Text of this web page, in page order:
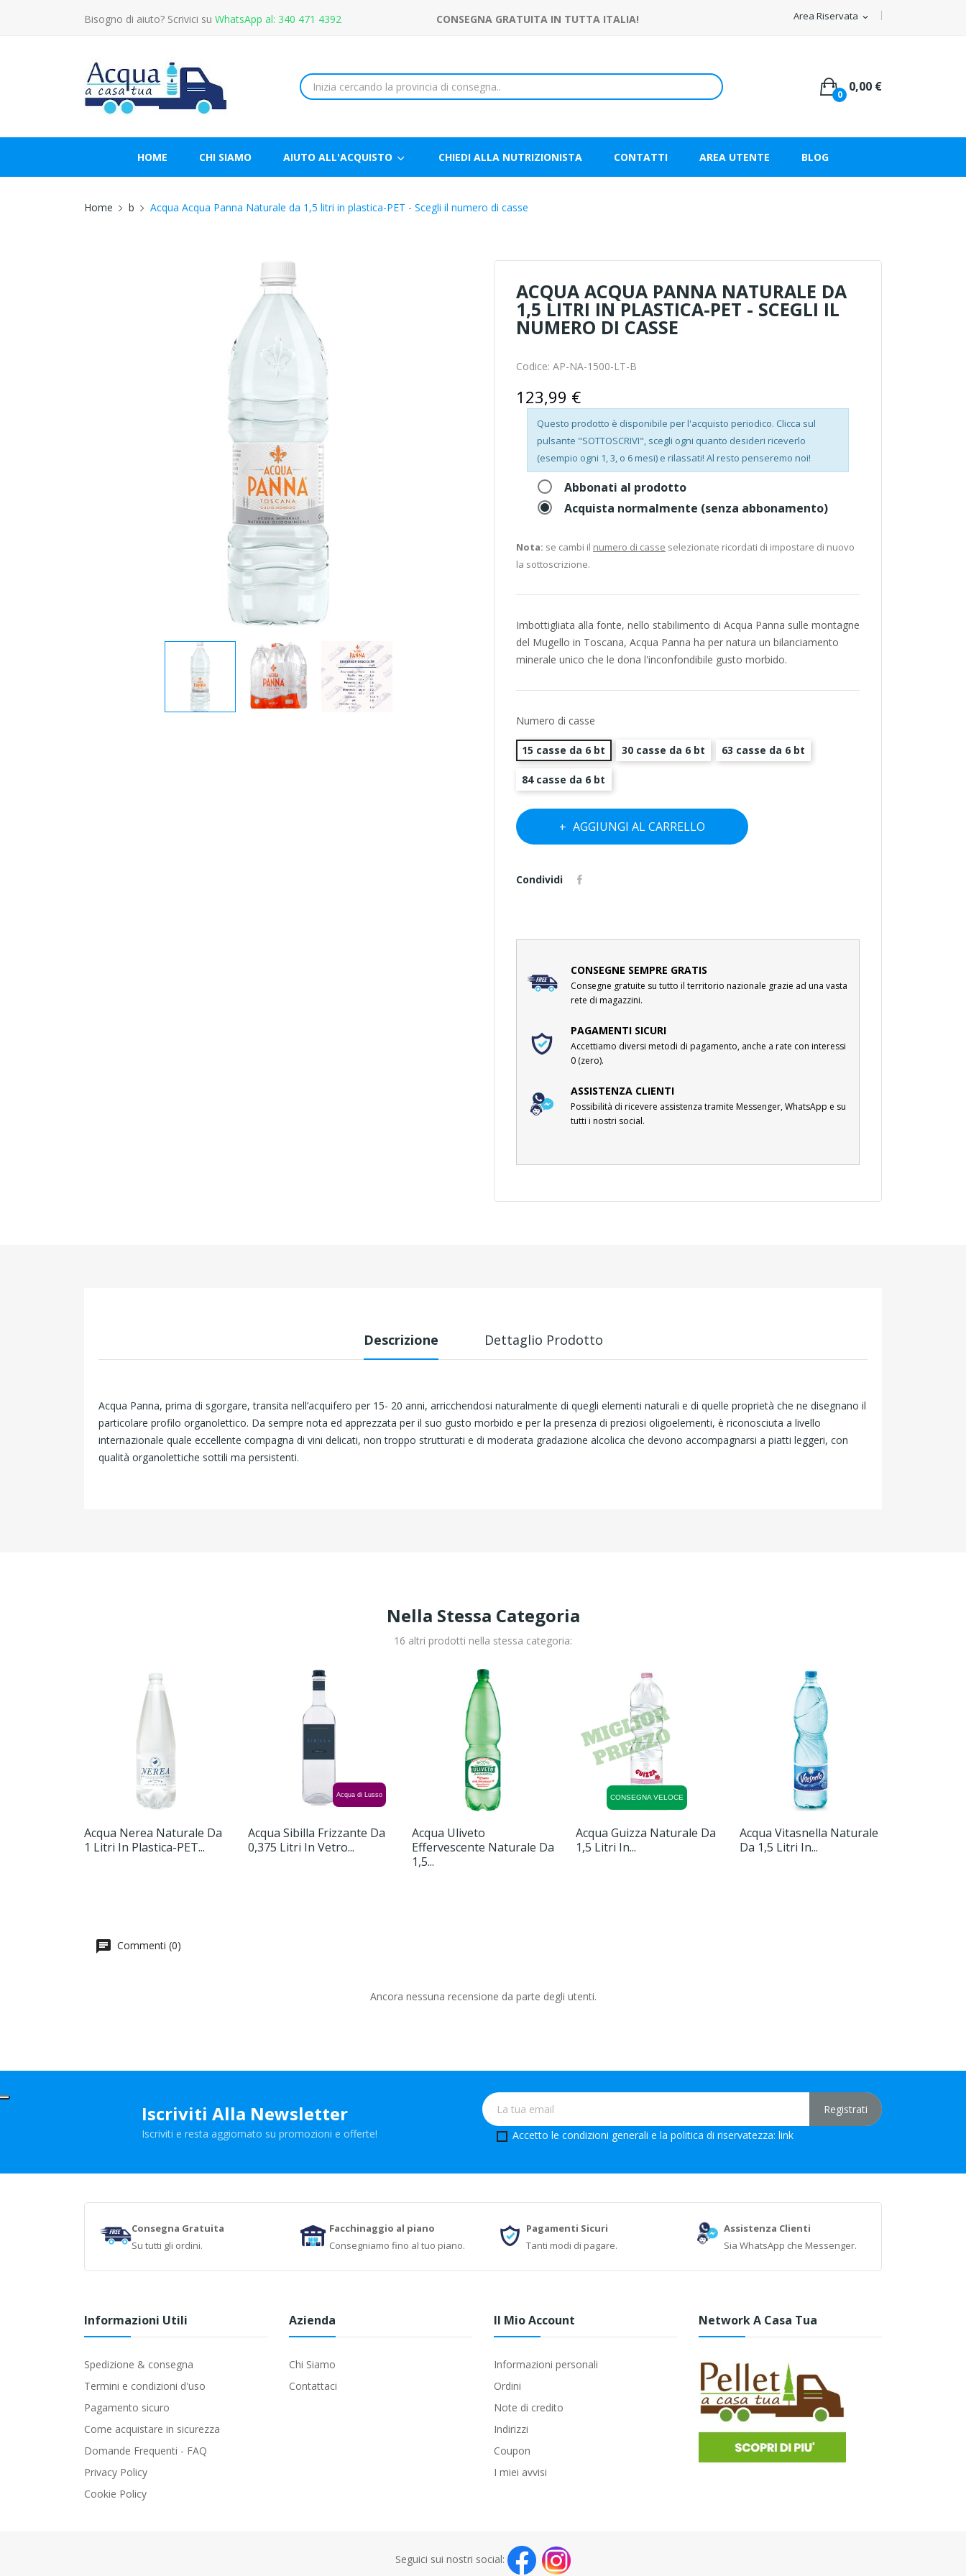
Area Riservata expand_more
Bisogno di aiuto? Scrivici su WhatsApp al: 340 471 4392 CONSEGNA GRATUITA IN TUTTA ITALIA!
0
0,00 €
HOME CHI SIAMO AIUTO ALL'ACQUISTO CHIEDI ALLA NUTRIZIONISTA CONTATTI AREA UTENTE BLOG
Home b Acqua Acqua Panna Naturale da 1,5 litri in plastica-PET - Scegli il numero di casse
ACQUA ACQUA PANNA NATURALE DA
1,5 LITRI IN PLASTICA-PET - SCEGLI IL
NUMERO DI CASSE
Codice: AP-NA-1500-LT-B
123,99 €
Questo prodotto è disponibile per l'acquisto periodico. Clicca sul
pulsante "SOTTOSCRIVI", scegli ogni quanto desideri riceverlo
(esempio ogni 1, 3, o 6 mesi) e rilassati! Al resto penseremo noi!
Abbonati al prodotto
Acquista normalmente (senza abbonamento)
Nota: se cambi il numero di casse selezionate ricordati di impostare di nuovo
la sottoscrizione.
Imbottigliata alla fonte, nello stabilimento di Acqua Panna sulle montagne
del Mugello in Toscana, Acqua Panna ha per natura un bilanciamento
minerale unico che le dona l'inconfondibile gusto morbido.
Numero di casse
15 casse da 6 bt 30 casse da 6 bt 63 casse da 6 bt
84 casse da 6 bt
AGGIUNGI AL CARRELLO
Condividi
CONSEGNE SEMPRE GRATIS
Consegne gratuite su tutto il territorio nazionale grazie ad una vasta
rete di magazzini.
PAGAMENTI SICURI
Accettiamo diversi metodi di pagamento, anche a rate con interessi
0 (zero).
ASSISTENZA CLIENTI
Possibilità di ricevere assistenza tramite Messenger, WhatsApp e su
tutti i nostri social.
Descrizione Dettaglio Prodotto
Acqua Panna, prima di sgorgare, transita nell’acquifero per 15- 20 anni, arricchendosi naturalmente di quegli elementi naturali e di quelle proprietà che ne disegnano il
particolare profilo organolettico. Da sempre nota ed apprezzata per il suo gusto morbido e per la presenza di preziosi oligoelementi, è riconosciuta a livello
internazionale quale eccellente compagna di vini delicati, non troppo strutturati e di moderata gradazione alcolica che devono accompagnarsi a piatti leggeri, con
qualità organolettiche sottili ma persistenti.
Nella Stessa Categoria
16 altri prodotti nella stessa categoria:
Acqua Nerea Naturale Da
1 Litri In Plastica-PET...
Acqua di Lusso
Acqua Sibilla Frizzante Da
0,375 Litri In Vetro...
Acqua Uliveto
Effervescente Naturale Da
1,5...
CONSEGNA VELOCE
Acqua Guizza Naturale Da
1,5 Litri In...
Acqua Vitasnella Naturale
Da 1,5 Litri In...
Commenti (0)
Ancora nessuna recensione da parte degli utenti.
Iscriviti Alla Newsletter
Iscriviti e resta aggiornato su promozioni e offerte! Accetto le condizioni generali e la politica di riservatezza: link
Consegna Gratuita
Su tutti gli ordini.
Facchinaggio al piano
Consegniamo fino al tuo piano.
Pagamenti Sicuri
Tanti modi di pagare.
Assistenza Clienti
Sia WhatsApp che Messenger.
Informazioni Utili
Spedizione & consegna
Termini e condizioni d'uso
Pagamento sicuro
Come acquistare in sicurezza
Domande Frequenti - FAQ
Privacy Policy
Cookie Policy
Azienda
Chi Siamo
Contattaci
Il Mio Account
Informazioni personali
Ordini
Note di credito
Indirizzi
Coupon
I miei avvisi
Network A Casa Tua
Seguici sui nostri social: